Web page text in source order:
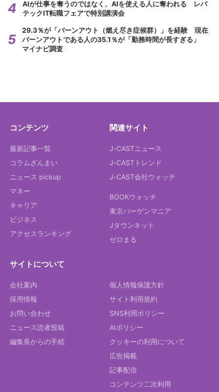
AIが仕事を奪うのではなく、AIを使える人に奪われる レバ
テックIT転職フェアで特別講演会
29.3％が「バーンアウト（燃え尽き症候群）」を経験 現在
バーンアウトである人の35.1％が「勤務時間が長すぎる」
マイナビ調査
コンテンツ
最新記事一覧
コラムざんまい
ニュース pickup
マネー
キャリア
ビジネス
アクセスランキング
関連サイト
J-CASTニュース
J-CASTトレンド
J-CAST会社ウォッチ
BOOKウォッチ
東京バーゲンマニア
Jタウンネット
ゼロまる
サイトについて
会社案内
採用情報
お問い合わせ
ニュース読者投稿
編集長からの手紙
個人情報保護方針
サイト利用規約
SNS利用ポリシー
AIポリシー
クッキーの利用について
広告掲載
記事配信
コンテンツ二次利用